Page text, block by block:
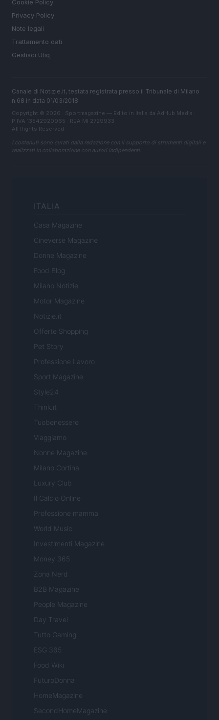
Cookie Policy
Privacy Policy
Note legali
Trattamento dati
Gestisci Utiq
Canale di Notizie.it, testata registrata presso il Tribunale di Milano
n.68 in data 01/03/2018
Copyright © 2026 · Sportmagazine — Edito in Italia da AdHub Media
P.IVA 13542920965 · REA MI 2729933
All Rights Reserved
I contenuti sono curati dalla redazione con il supporto di strumenti digitali e
realizzati in collaborazione con autori indipendenti.
ITALIA
Casa Magazine
Cineverse Magazine
Donne Magazine
Food Blog
Milano Notizie
Motor Magazine
Notizie.it
Offerte Shopping
Pet Story
Professione Lavoro
Sport Magazine
Style24
Think.it
Tuobenessere
Viaggiamo
Nonne Magazine
Milano Cortina
Luxury Club
Il Calcio Online
Professione mamma
World Music
Investimenti Magazine
Money 365
Zona Nerd
B2B Magazine
People Magazine
Day Travel
Tutto Gaming
ESG 365
Food Wiki
FuturoDonna
HomeMagazine
SecondHomeMagazine